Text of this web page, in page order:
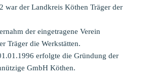
war der Landkreis Köthen Träger der
der eingetragene Verein
Träger die Werkstätten.
erfolgte die Gründung der
GmbH Köthen.